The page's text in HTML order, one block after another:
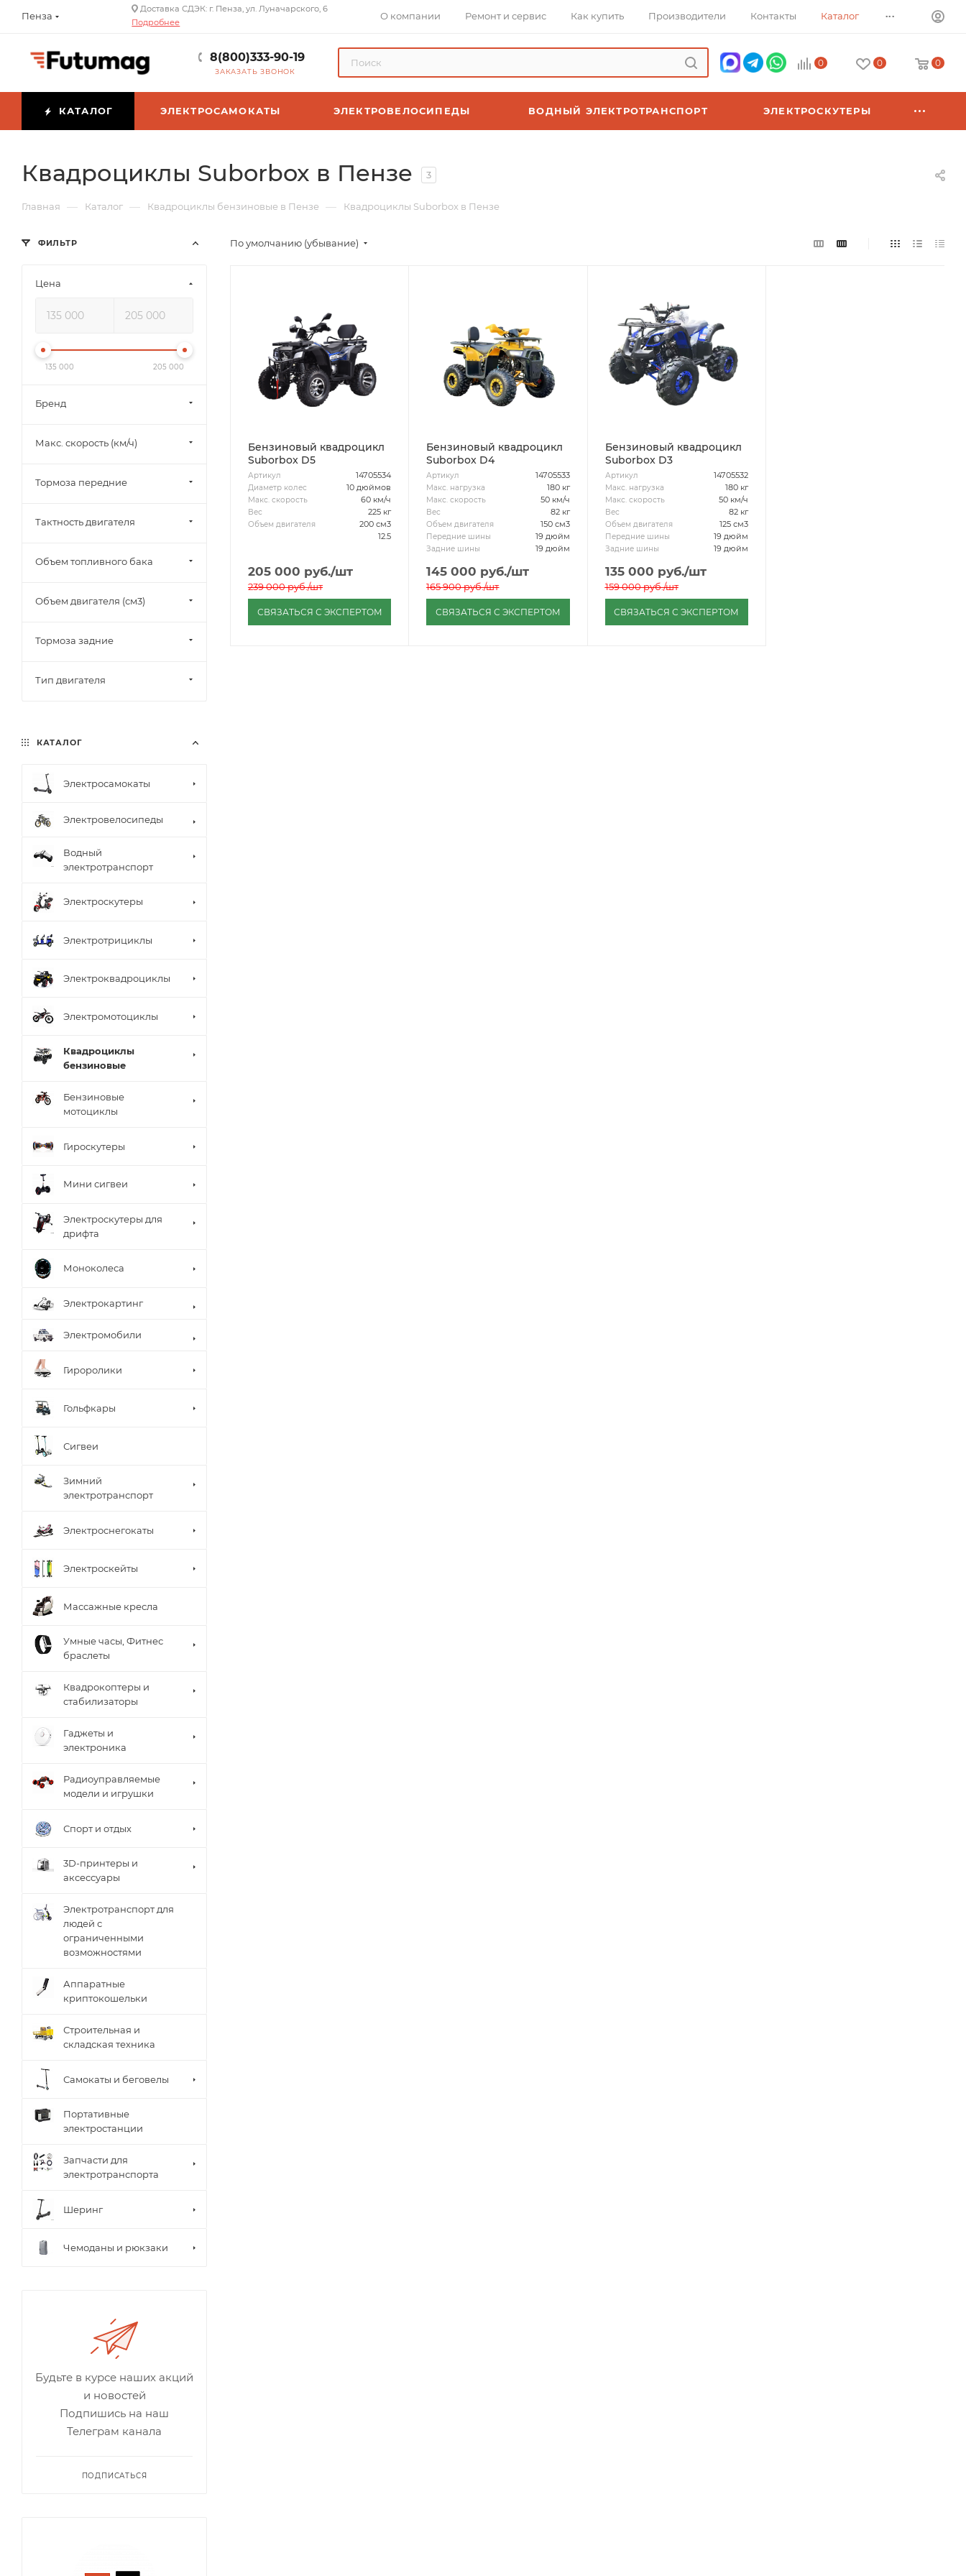
Пенза
Доставка СДЭК: г. Пенза, ул. Луначарского, 6
Подробнее
О компании Ремонт и сервис Как купить Производители Контакты Каталог ...
8(800)333-90-19
ЗАКАЗАТЬ ЗВОНОК
0 0 0
КАТАЛОГ ЭЛЕКТРОСАМОКАТЫ ЭЛЕКТРОВЕЛОСИПЕДЫ ВОДНЫЙ ЭЛЕКТРОТРАНСПОРТ ЭЛЕКТРОСКУТЕРЫ
Квадроциклы Suborbox в Пензе 3
Главная — Каталог — Квадроциклы бензиновые в Пензе — Квадроциклы Suborbox в Пензе
По умолчанию (убывание)
Бензиновый квадроцикл
Suborbox D5
Артикул 14705534
Диаметр колес 10 дюймов
Макс. скорость 60 км/ч
Вес 225 кг
Объем двигателя
200 см3
12.5
205 000 руб./шт
239 000руб./шт
СВЯЗАТЬСЯ С ЭКСПЕРТОМ
Бензиновый квадроцикл
Suborbox D4
Артикул 14705533
Макс. нагрузка 180 кг
Макс. скорость 50 км/ч
Вес 82 кг
Объем двигателя 150 см3
Передние шины 19 дюйм
Задние шины 19 дюйм
145 000 руб./шт
165 900руб./шт
СВЯЗАТЬСЯ С ЭКСПЕРТОМ
Бензиновый квадроцикл
Suborbox D3
Артикул 14705532
Макс. нагрузка 180 кг
Макс. скорость 50 км/ч
Вес 82 кг
Объем двигателя 125 см3
Передние шины 19 дюйм
Задние шины 19 дюйм
135 000 руб./шт
159 000руб./шт
СВЯЗАТЬСЯ С ЭКСПЕРТОМ
КАТАЛОГ
Электросамокаты
Электровелосипеды
Водный
электротранспорт
Электроскутеры
Электротрициклы
Электроквадроциклы
Электромотоциклы
Квадроциклы
бензиновые
Бензиновые
мотоциклы
Гироскутеры
Мини сигвеи
Электроскутеры для
дрифта
Моноколеса
Электрокартинг
Электромобили
Гироролики
Гольфкары
Сигвеи
Зимний
электротранспорт
Электроснегокаты
Электроскейты
Массажные кресла
Умные часы, Фитнес
браслеты
Квадрокоптеры и
стабилизаторы
Гаджеты и
электроника
Радиоуправляемые
модели и игрушки
Спорт и отдых
3D-принтеры и
аксессуары
Электротранспорт для
людей с
ограниченными
возможностями
Аппаратные
криптокошельки
Строительная и
складская техника
Самокаты и беговелы
Портативные
электростанции
Запчасти для
электротранспорта
Шеринг
Чемоданы и рюкзаки
ФИЛЬТР
Цена
135 000 205 000
Бренд
Макс. скорость (км/ч)
Тормоза передние
Тактность двигателя
Объем топливного бака
Объем двигателя (см3)
Тормоза задние
Тип двигателя
Будьте в курсе наших акций
и новостей
Подпишись на наш
Телеграм канала
ПОДПИСАТЬСЯ